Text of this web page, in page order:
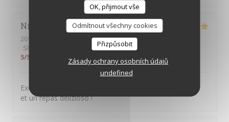
OK, přijmout vše
Odmítnout všechny cookies
Přizpůsobit
Zásady ochrany osobních údajů
undefined
Nicolas
2019-04-20
- 21:30 - Hosté 4
Služba
Atmosféra /5 Kuchyně:
5/5
Excellent rapport qualité-prix, une équipe très agréable
et un repas delizioso !